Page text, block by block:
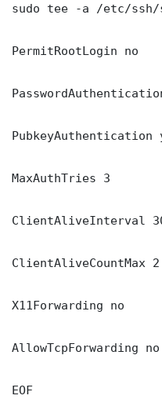
sudo tee -a /etc/ssh/
PermitRootLogin no
PubkeyAuthentication
MaxAuthTries 3
ClientAliveInterval
ClientAliveCountMax 2
X11Forwarding no
AllowTcpForwarding no
EOF